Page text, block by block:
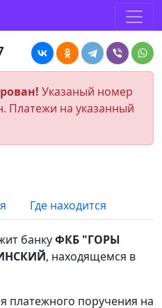
Указаный номер
Платежи на указанный
Где находится
банкуФКБ "ГОРЫ
, находящемся в
платежного поручения на